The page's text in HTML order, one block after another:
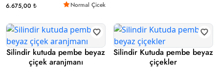
6.675,00 ₺ Normal Çicek
Silindir kutuda pembe beyaz
çiçek aranjmanı
Silindir Kutuda pembe beyaz
çiçekler